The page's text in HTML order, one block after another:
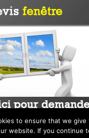
to ensure that we
website. If you continue